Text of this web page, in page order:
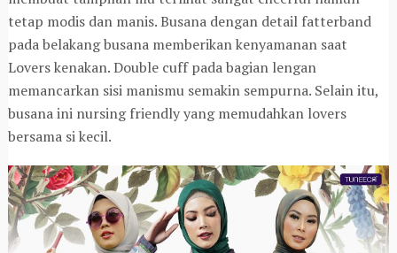
tetap modis dan manis. Busana dengan detail fatterband
pada belakang busana memberikan kenyamanan saat
Lovers kenakan. Double cuff pada bagian lengan
memancarkan sisi manismu semakin sempurna. Selain itu,
busana ini nursing friendly yang memudahkan lovers
bersama si kecil.